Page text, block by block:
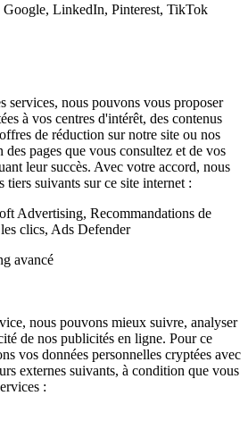
LinkedIn, Pinterest, TikTok
services, nous pouvons vous proposer
à vos centres d'intérêt, des contenus
de réduction sur notre site ou nos
pages que vous consultez et de vos
leur succès. Avec votre accord, nous
tiers suivants sur ce site internet :
Advertising, Recommandations de
clics, Ads Defender
avancé
nous pouvons mieux suivre, analyser
de nos publicités en ligne. Pour ce
vos données personnelles cryptées avec
externes suivants, à condition que vous
: